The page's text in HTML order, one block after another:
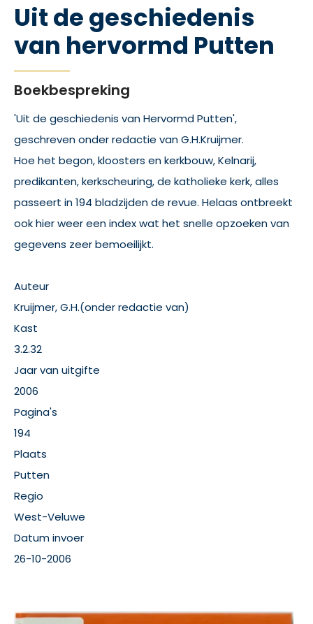
Uit de geschiedenis
van hervormd Putten
Boekbespreking
'Uit de geschiedenis van Hervormd Putten',
geschreven onder redactie van G.H.Kruijmer.
Hoe het begon, kloosters en kerkbouw, Kelnarij,
predikanten, kerkscheuring, de katholieke kerk, alles
passeert in 194 bladzijden de revue. Helaas ontbreekt
ook hier weer een index wat het snelle opzoeken van
gegevens zeer bemoeilijkt.
Auteur
Kruijmer, G.H.(onder redactie van)
Kast
3.2.32
Jaar van uitgifte
2006
Pagina's
194
Plaats
Putten
Regio
West-Veluwe
Datum invoer
26-10-2006